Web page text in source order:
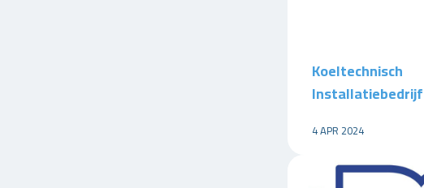
Koeltechnisch
Installatiebedrijf
4 APR 2024